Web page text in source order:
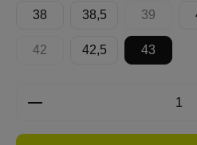
38 38,5 39
(Diese
42
(Diese Option ist zurzeit nicht
42,5 43
Produkt Anzahl: Gib